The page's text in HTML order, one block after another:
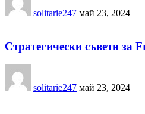
solitarie247 май 23, 2024
Стратегически съвети за
solitarie247 май 23, 2024